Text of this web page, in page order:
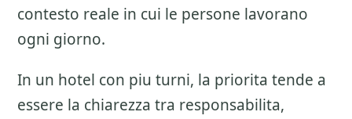
contesto reale in cui le persone lavorano
ogni giorno.
In un hotel con piu turni, la priorita tende a
essere la chiarezza tra responsabilita,